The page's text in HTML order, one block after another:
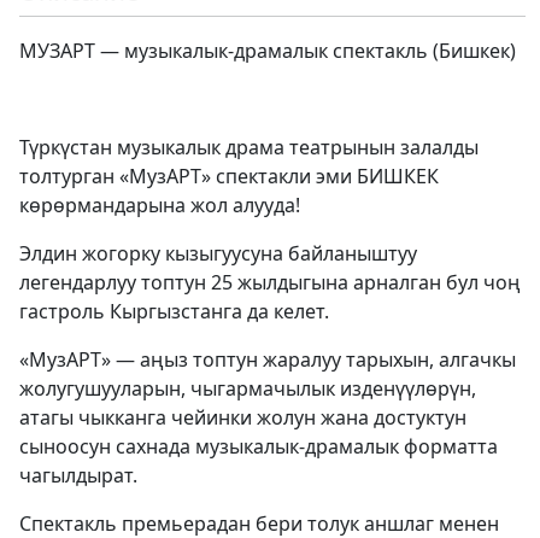
МУЗАРТ — музыкалык-драмалык спектакль (Бишкек)
Түркүстан музыкалык драма театрынын залалды
толтурган «МузАРТ» спектакли эми БИШКЕК
көрөрмандарына жол алууда!
Элдин жогорку кызыгуусуна байланыштуу
легендарлуу топтун 25 жылдыгына арналган бул чоң
гастроль Кыргызстанга да келет.
«МузАРТ» — аңыз топтун жаралуу тарыхын, алгачкы
жолугушууларын, чыгармачылык изденүүлөрүн,
атагы чыкканга чейинки жолун жана достуктун
сыноосун сахнада музыкалык-драмалык форматта
чагылдырат.
Спектакль премьерадан бери толук аншлаг менен